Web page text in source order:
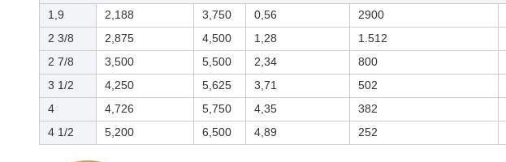
1,9
2,188 3,750 0,56 2900
2 3/8
2,875 4,500 1,28 1.512
2 7/8
3,500 5,500 2,34 800
3 1/2
4,250 5,625 3,71 502
4
4,726 5,750 4,35 382
4 1/2
5,200 6,500 4,89 252